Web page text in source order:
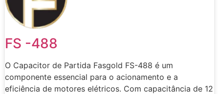
FS -488
O Capacitor de Partida Fasgold FS-488 é um
componente essencial para o acionamento e a
eficiência de motores elétricos. Com capacitância de 12